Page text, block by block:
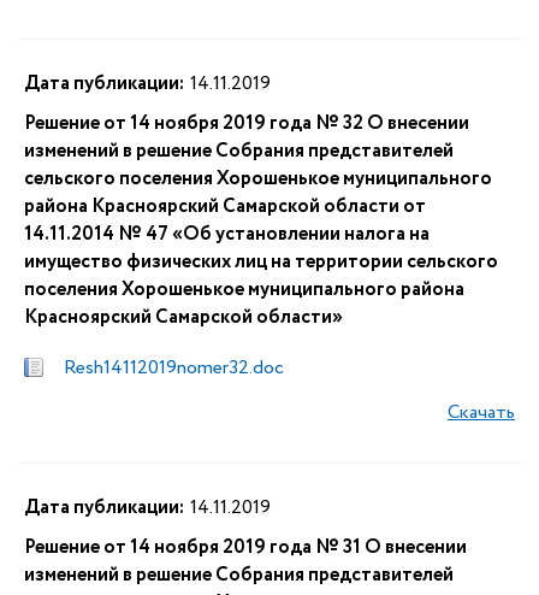
Дата публикации: 14.11.2019
Решение от 14 ноября 2019 года № 32 О внесении
изменений в решение Собрания представителей
сельского поселения Хорошенькое муниципального
района Красноярский Самарской области от
14.11.2014 № 47 «Об установлении налога на
имущество физических лиц на территории сельского
поселения Хорошенькое муниципального района
Красноярский Самарской области»
Resh14112019nomer32.doc
Скачать
Дата публикации: 14.11.2019
Решение от 14 ноября 2019 года № 31 О внесении
изменений в решение Собрания представителей